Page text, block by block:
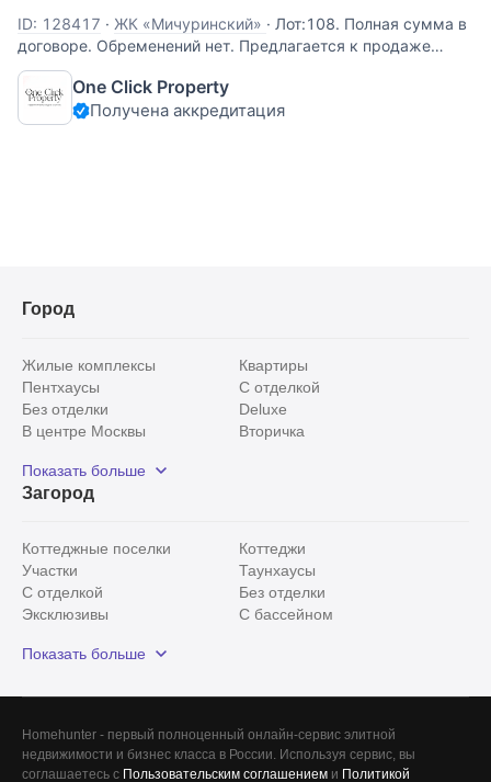
ID: 128417 · ЖК «Мичуринский» · Лот:108. Полная сумма в
договоре. Обременений нет. Предлагается к продаже
четырехкомнатная квартира общей площадью 135 кв.м в
ЖК "Мичуринский". Функциональная планировка: четыре
изолированные комнаты, два санузла, три гардеробные
One Click Property
Получена аккредитация
Город
Жилые комплексы
Квартиры
Пентхаусы
С отделкой
Без отделки
Deluxe
В центре Москвы
Вторичка
Рядом с парком
С панорамными окнами
Показать больше
Загород
Коттеджные поселки
Коттеджи
Участки
Таунхаусы
С отделкой
Без отделки
Эксклюзивы
С бассейном
Красногорский район
Показать больше
Homehunter - первый полноценный онлайн-сервис элитной
недвижимости и бизнес класса в России. Используя сервис, вы
соглашаетесь с Пользовательским соглашением и Политикой
Вчера